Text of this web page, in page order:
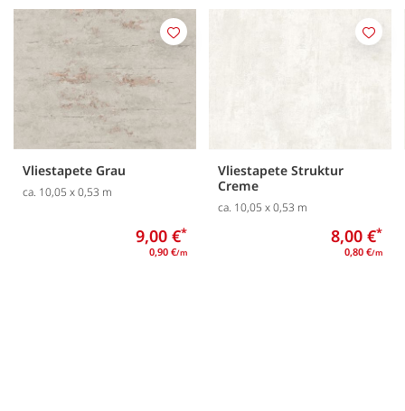
Vliestapete Grau
ca. 10,05 x 0,53 m
9,00 €*
0,90 €/m
Merken
Vliestapete Struktur
Creme
ca. 10,05 x 0,53 m
8,00 €*
0,80 €/m